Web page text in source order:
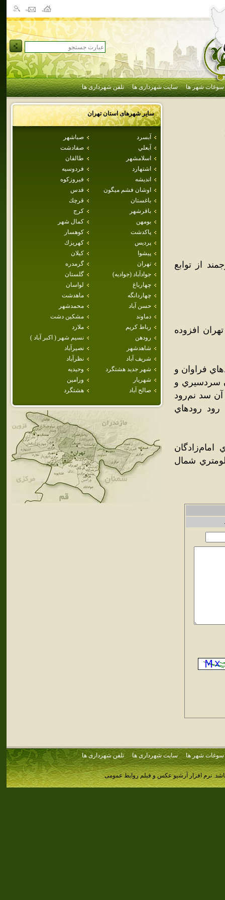
سوغات شهر ها سایت شهرداری ها تلفن شهرداری ها
سایر شهرهای استانتهران
آبسرد
صباشهر
آبعلي
صفادشت
اسلامشهر
طالقان
اشتهارد
فردوسيه
انديشه
فيروزكوه
اوشان فشم ميگون
قدس
باغستان
قرچك
باقرشهر
كرج
بومهن
كمال شهر
پاكدشت
كوهسار
پرديس
كهريزك
پيشوا
كيلان
تهران
گرمدره
جوادآباد (جواديه)
گلستان
چهارباغ
لواسان
چهاردانگه
ماهدشت
حسن آباد
محمدشهر
دماوند
مشكين دشت
رباط كريم
ملارد
رودهن
نسيم شهر ( اكبر آباد )
شاهدشهر
نصيرآباد
شريف آباد
نظرآباد
شهر جديد هشتگرد
وحيديه
شهريار
ورامين
صالح آباد
هشتگرد
از توابع
استان تهران افزوده
فراوان و
سردسيري و
سد نم‌رود
رودهاي
امام‌زادگان
شمال باختر شهر ارجمند در فاصله 35 کيلومتري شمال
سوغات شهر ها سایت شهرداری ها تلفن شهرداری ها
نرم افزار آرشیو عکس و فیلم روابط عمومی